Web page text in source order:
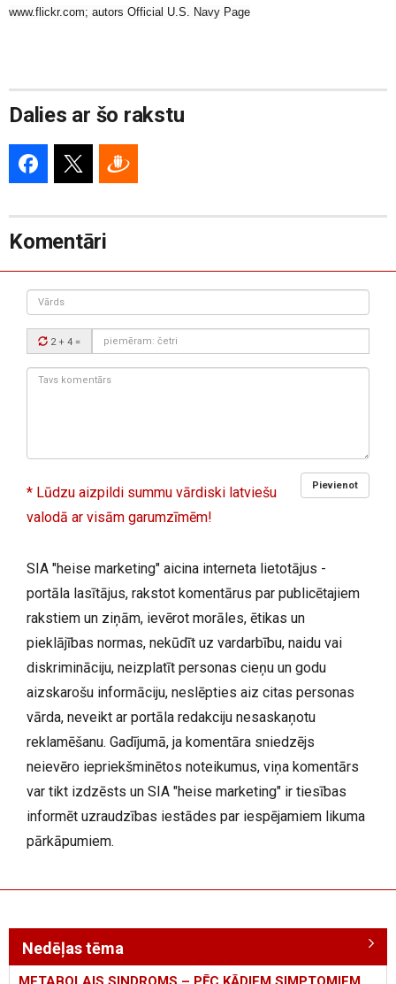
www.flickr.com; autors Official U.S. Navy Page
Dalies ar šo rakstu
Komentāri
Vārds
Drošības
kods:
2 + 4 =
Tavs
Pievienot
* Lūdzu aizpildi summu vārdiski latviešu
valodā ar visām garumzīmēm!
SIA "heise marketing" aicina interneta lietotājus -
portāla lasītājus, rakstot komentārus par publicētajiem
rakstiem un ziņām, ievērot morāles, ētikas un
pieklājības normas, nekūdīt uz vardarbību, naidu vai
diskrimināciju, neizplatīt personas cieņu un godu
aizskarošu informāciju, neslēpties aiz citas personas
vārda, neveikt ar portāla redakciju nesaskaņotu
reklamēšanu. Gadījumā, ja komentāra sniedzējs
neievēro iepriekšminētos noteikumus, viņa komentārs
var tikt izdzēsts un SIA "heise marketing" ir tiesības
informēt uzraudzības iestādes par iespējamiem likuma
pārkāpumiem.
Nedēļas tēma